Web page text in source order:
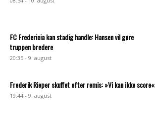
FC Fredericia kan stadig handle: Hansen vil gøre
truppen bredere
20:35 - 9. august
Frederik Rieper skuffet efter remis: »Vi kan ikke score«
19:44 - 9. august